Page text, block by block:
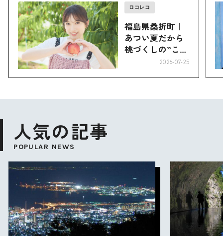
ロコレコ
福島県桑折町｜
あつい夏だから
桃づくしの”こお
2026-07-25
人気の記事
POPULAR NEWS